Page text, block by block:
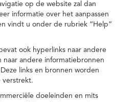
op de website zal dan
informatie over het aanpassen
vindt u onder de rubriek “Help”
ook hyperlinks naar andere
naar andere informatiebronnen
links en bronnen worden
verstrekt.
doeleinden en mits